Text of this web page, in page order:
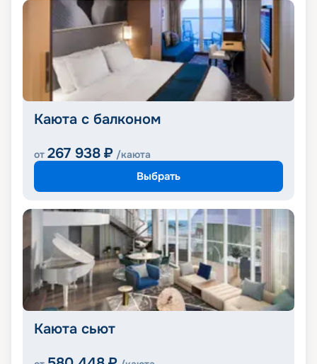
Каюта с балконом
от 267 938 ₽ /каюта
Выбрать
Каюта сьют